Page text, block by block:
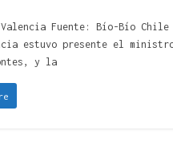
Fuente: Bío-Bío Chile
estuvo presente el
y la